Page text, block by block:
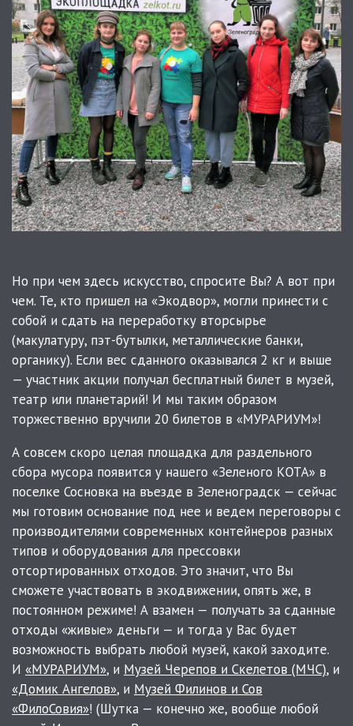
Но при чем здесь искусство, спросите Вы? А вот при
чем. Те, кто пришел на «Экодвор», могли принести с
собой и сдать на переработку вторсырье
(макулатуру, пэт-бутылки, металлические банки,
органику). Если вес сданного оказывался 2 кг и выше
— участник акции получал бесплатный билет в музей,
театр или планетарий! И мы таким образом
торжественно вручили 20 билетов в «МУРАРИУМ»!
А совсем скоро целая площадка для раздельного
сбора мусора появится у нашего «Зеленого КОТА» в
поселке Сосновка на въезде в Зеленоградск — сейчас
мы готовим основание под нее и ведем переговоры с
производителями современных контейнеров разных
типов и оборудования для прессовки
отсортированных отходов. Это значит, что Вы
сможете участвовать в экодвижении, опять же, в
постоянном режиме! А взамен — получать за сданные
отходы «живые» деньги — и тогда у Вас будет
возможность выбрать любой музей, какой заходите.
И «МУРАРИУМ», и Музей Черепов и Скелетов (МЧС), и
«Домик Ангелов», и Музей Филинов и Сов
«ФилоСовия»! (Шутка — конечно же, вообще любой